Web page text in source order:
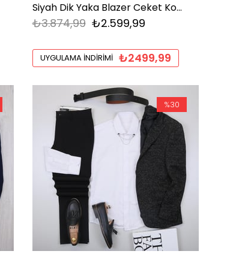
Siyah Dik Yaka Blazer Ceket Kombini Erkek | Slim Fit Şık Komple Set
₺2.599,99
₺3.874,99
UYGULAMA İNDIRIMI ₺2499,99
%30